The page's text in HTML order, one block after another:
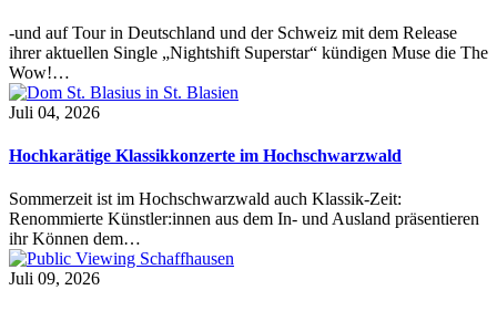
-und auf Tour in Deutschland und der Schweiz mit dem Release
ihrer aktuellen Single „Nightshift Superstar“ kündigen Muse die The
Wow!…
Juli 04, 2026
Hochkarätige Klassikkonzerte im Hochschwarzwald
Sommerzeit ist im Hochschwarzwald auch Klassik-Zeit:
Renommierte Künstler:innen aus dem In- und Ausland präsentieren
ihr Können dem…
Juli 09, 2026